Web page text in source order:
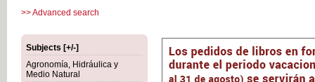
>> Advanced search
Subjects [+/-]
Agronomía, Hidráulica y
Medio Natural